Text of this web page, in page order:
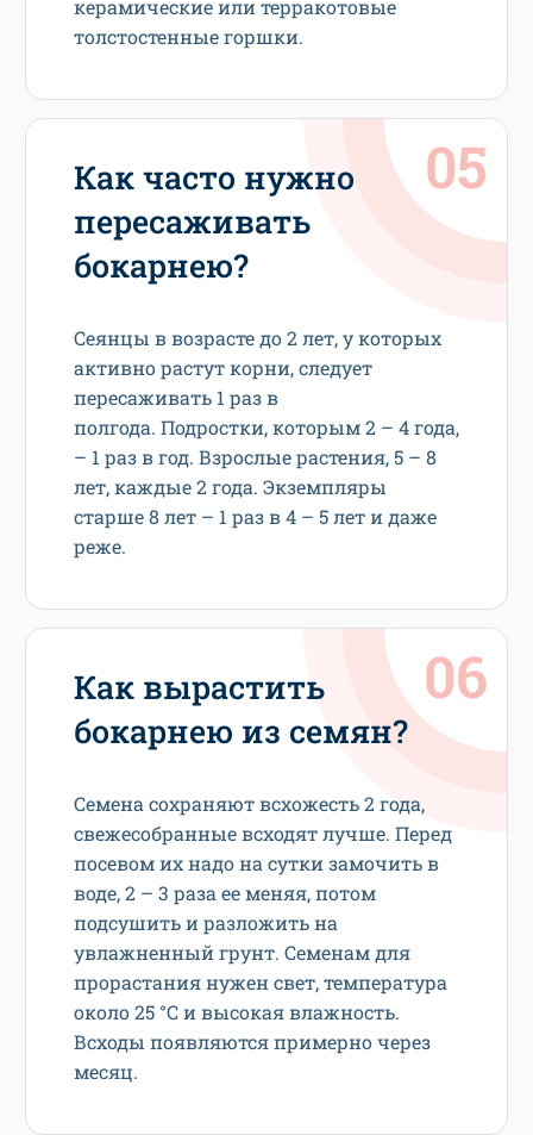
керамические или терракотовые
толстостенные горшки.
Как часто нужно
пересаживать
бокарнею?
Сеянцы в возрасте до 2 лет, у которых
активно растут корни, следует
пересаживать 1 раз в
полгода. Подростки, которым 2 – 4 года,
– 1 раз в год. Взрослые растения, 5 – 8
лет, каждые 2 года. Экземпляры
старше 8 лет – 1 раз в 4 – 5 лет и даже
реже.
Как вырастить
бокарнею из семян?
Семена сохраняют всхожесть 2 года,
свежесобранные всходят лучше. Перед
посевом их надо на сутки замочить в
воде, 2 – 3 раза ее меняя, потом
подсушить и разложить на
увлажненный грунт. Семенам для
прорастания нужен свет, температура
около 25 °С и высокая влажность.
Всходы появляются примерно через
месяц.